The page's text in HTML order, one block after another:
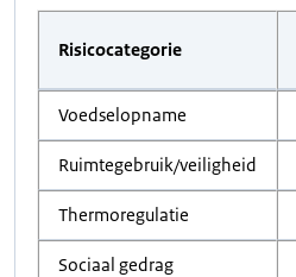
Risicocategorie
Voedselopname
Ruimtegebruik/veiligheid
Thermoregulatie
Sociaal gedrag